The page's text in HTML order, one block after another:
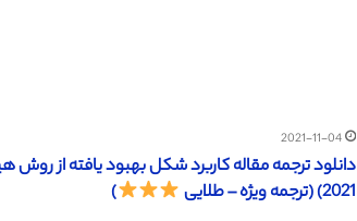
2021-11-04
دانلود ترجمه مقاله کاربرد شکل بهبود یافته از
2021) (ترجمه ویژه – طلایی
)